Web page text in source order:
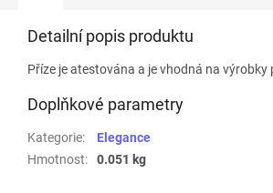
Detailní popis produktu
Příze je atestována a je vhodná na výrobky
Doplňkové parametry
Kategorie:
Elegance
Hmotnost: 0.051 kg